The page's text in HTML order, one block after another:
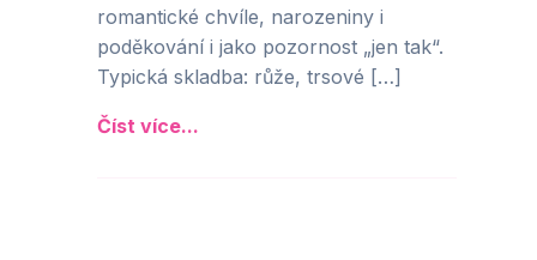
romantické chvíle, narozeniny i
poděkování i jako pozornost „jen tak“.
Typická skladba: růže, trsové […]
Číst více...